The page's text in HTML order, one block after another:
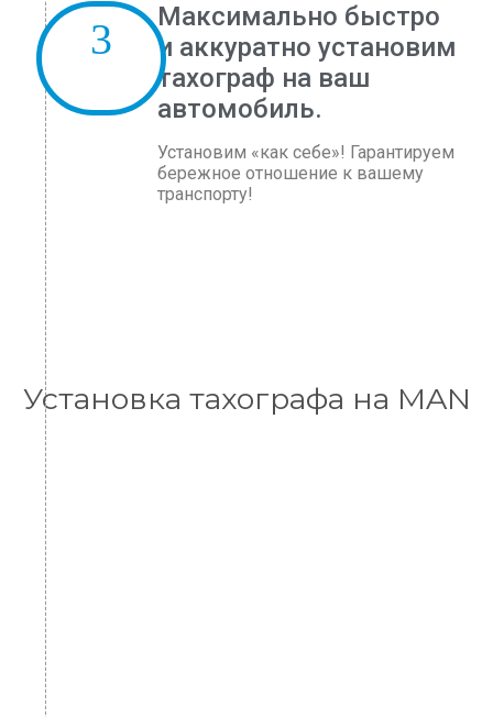
Максимально быстро
и аккуратно установим
тахограф на ваш
автомобиль.
Установим «как себе»! Гарантируем
бережное отношение к вашему
транспорту!
Установка тахографа на MAN